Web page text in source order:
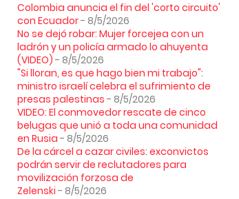
Colombia anuncia el fin del 'corto circuito'
con Ecuador- 8/5/2026
No se dejó robar: Mujer forcejea con un
ladrón y un policía armado lo ahuyenta
(VIDEO) - 8/5/2026
"Si lloran, es que hago bien mi trabajo":
ministro israelí celebra el sufrimiento de
presas palestinas - 8/5/2026
VIDEO: El conmovedor rescate de cinco
belugas que unió a toda una comunidad
en Rusia - 8/5/2026
De la cárcel a cazar civiles: exconvictos
podrán servir de reclutadores para
movilización forzosa de
Zelenski - 8/5/2026